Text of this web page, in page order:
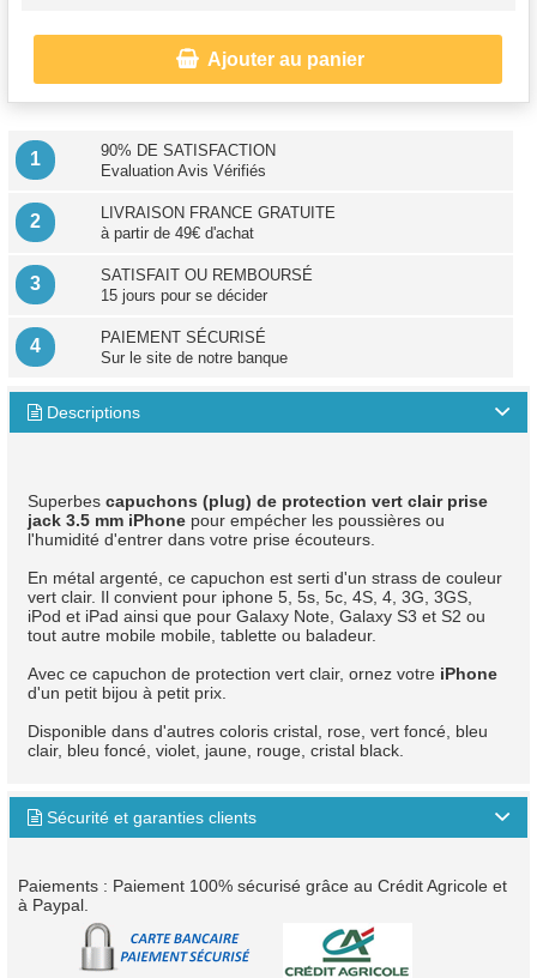
Ajouter au panier
1
90% DE SATISFACTION
Evaluation Avis Vérifiés
2
LIVRAISON FRANCE GRATUITE
à partir de 49€ d'achat
3
SATISFAIT OU REMBOURSÉ
15 jours pour se décider
4
PAIEMENT SÉCURISÉ
Sur le site de notre banque
Descriptions
Superbes capuchons (plug) de protection vert clair prise
jack 3.5 mm iPhonepour empécher les poussières ou
l'humidité d'entrer dans votre prise écouteurs.
En métal argenté, ce capuchon est serti d'un strass de couleur
vert clair. Il convient pour iphone 5, 5s, 5c, 4S, 4, 3G, 3GS,
iPod et iPad ainsi que pour Galaxy Note, Galaxy S3 et S2 ou
tout autre mobile mobile, tablette ou baladeur.
Avec ce capuchon de protection vert clair, ornez votre iPhone
d'un petit bijou à petit prix.
Disponible dans d'autres coloris cristal, rose, vert foncé, bleu
clair, bleu foncé, violet, jaune, rouge, cristal black.
Sécurité et garanties clients
Paiements : Paiement 100% sécurisé grâce au Crédit Agricole et
à Paypal.